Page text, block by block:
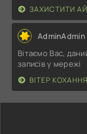
ЗАХИСТИТИ
AdminAdmin
Вітаємо Вас,
записів у мережі
ВІТЕР КОХАННЯ